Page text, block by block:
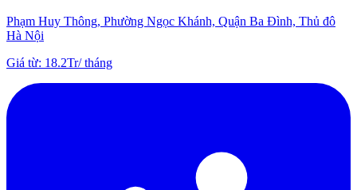
Phạm Huy Thông, Phường Ngọc Khánh, Quận Ba Đình, Thủ đô
Hà Nội
Giá từ: 18.2Tr/tháng